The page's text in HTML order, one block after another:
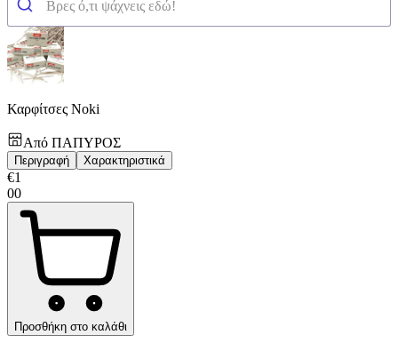
Καρφίτσες Noki
Από ΠΑΠΥΡΟΣ
Περιγραφή Χαρακτηριστικά
€1
00
Προσθήκη στο καλάθι